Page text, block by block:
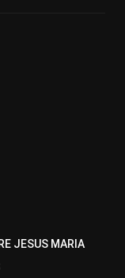
JESUS MARIA